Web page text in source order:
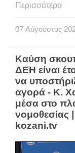
Περισσότερα
07 Αύγουστος
Καύση
ΔΕΗ είναι
να
αγορά - Κ.
μέσα στο
νομοθεσίας
kozani.tv